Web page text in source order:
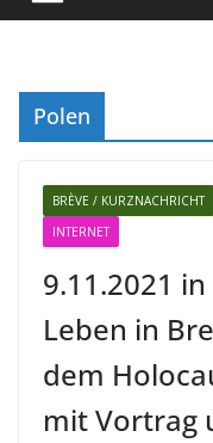
Polen
BRÈVE / KURZNACHRICHT
INTERNET
9.11.2021
Leben in
dem
mit Vortrag